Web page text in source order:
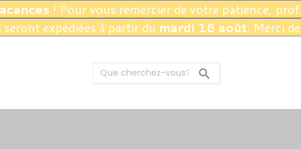
! Pour vous remercier de votre patience,
expédiées à partir du mardi 18 août. Merci
